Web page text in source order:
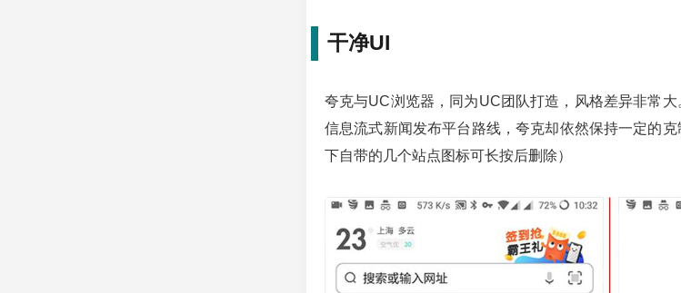
干净UI
夸克与UC浏览器，同为UC团队打造，风格差异非常
信息流式新闻发布平台路线，夸克却依然保持一定的
下自带的几个站点图标可长按后删除）